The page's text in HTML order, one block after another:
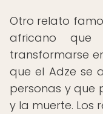
Otro relato
africano
transformarse
que el Adze se
personas y que
y la muerte. Los